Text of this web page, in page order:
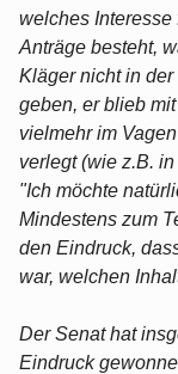
welches Interesse
Anträge besteht,
Kläger nicht in
geben, er blieb
vielmehr im
verlegt (wie z.B.
"Ich möchte
Mindestens zum
den Eindruck,
war, welchen
Der Senat hat
Eindruck